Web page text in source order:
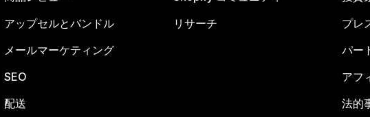
アップセルとバンドル
メールマーケティング
SEO
配送
リサーチ
プレ
パー
アフ
法的